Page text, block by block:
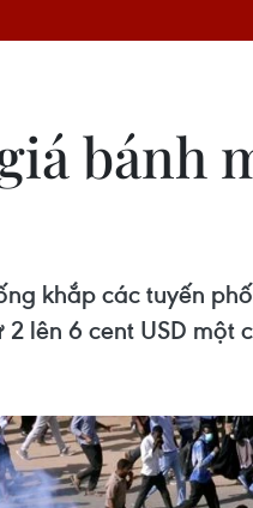
bánh
khắp các tuyến
lên 6 cent USD một